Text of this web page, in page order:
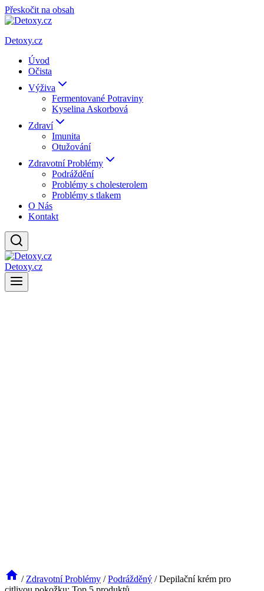
Přeskočit na obsah
Detoxy.cz
Úvod
Očista
Výživa
Fermentované Potraviny
Kyselina Askorbová
Zdraví
Imunita
Otužování
Zdravotní Problémy
Podráždění
Problémy s cholesterolem
Problémy s tlakem
O Nás
Kontakt
Detoxy.cz
/ Zdravotní Problémy / Podrážděný / Depilační krém pro